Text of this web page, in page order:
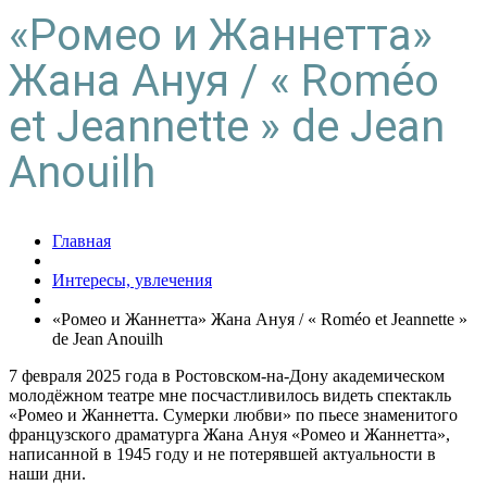
«Ромео и Жаннетта»
Жана Ануя / « Roméo
et Jeannette » de Jean
Anouilh
Главная
Интересы, увлечения
«Ромео и Жаннетта» Жана Ануя / « Roméo et Jeannette »
de Jean Anouilh
7 февраля 2025 года в Ростовском-на-Дону академическом
молодёжном театре мне посчастливилось видеть спектакль
«Ромео и Жаннетта. Сумерки любви» по пьесе знаменитого
французского драматурга Жана Ануя «Ромео и Жаннетта»,
написанной в 1945 году и не потерявшей актуальности в
наши дни.